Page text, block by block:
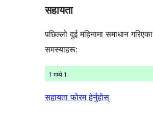
समीक्षाहरू
सहायता
पछिल्लो दुई महिनामा समाधान गरिएका
समस्याहरू:
1 मध्ये 1
सहायता फोरम हेर्नुहोस्